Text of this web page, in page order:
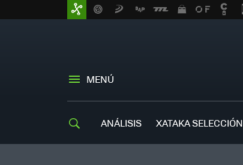
MENÚ
ANÁLISIS XATAKA SELECCIÓN